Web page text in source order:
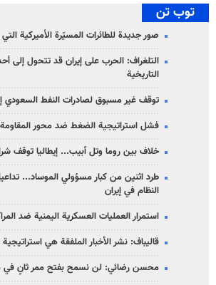
توب تن
صور جديدة للطائرات المسيّرة الأميركية
التلغراف: الحرب على إيران قد تتحول إلى
التاريخية
توقف غير مسبوق لصادرات النفط السعودي
فشل استراتيجية الضغط ضد محور المقاومة
خلاف بين روما وتل أبيب... إيطاليا توقف
طرد اثنين من كبار مسؤولي الموساد...
النظام في إيران
استمرار العمليات العسكرية اليمنية ضد
قاليباف: نشر الأخبار الملفقة هي
محسن رضائي: لن نسمح بفتح ممر ثانٍ